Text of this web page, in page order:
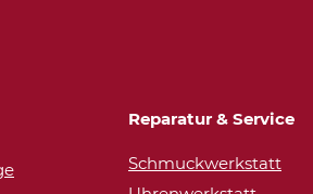
Reparatur & Service
Schmuckwerkstatt